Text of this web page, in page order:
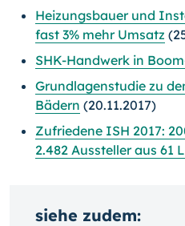
Heizungsbauer und
fast 3% mehr Umsatz
SHK-Handwerk in
Grundlagenstudie zu
Bädern (20.11.2017)
Zufriedene ISH 2017:
2.482 Aussteller aus 61
siehe zudem: